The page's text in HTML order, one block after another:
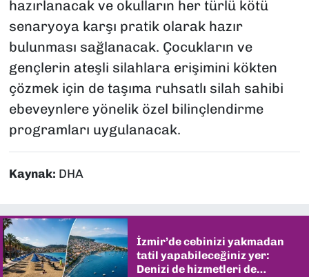
hazırlanacak ve okulların her türlü kötü
senaryoya karşı pratik olarak hazır
bulunması sağlanacak. Çocukların ve
gençlerin ateşli silahlara erişimini kökten
çözmek için de taşıma ruhsatlı silah sahibi
ebeveynlere yönelik özel bilinçlendirme
programları uygulanacak.
Kaynak: DHA
İzmir’de cebinizi yakmadan
tatil yapabileceğiniz yer:
Denizi de hizmetleri de